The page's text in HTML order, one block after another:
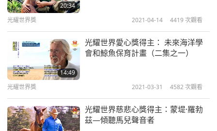
的野生動物。頒發這個獎項是為了表彰您抱持利他主
義，冒險至偏遠地區為受傷野生動物帶來歡樂。您的
仁慈預示著同理心的新紀元，為地球上所有芳鄰培育
一個更友善的家園。願神聖永遠護佑您及協助您的善
舉之士。致以最大榮耀、愛與祝福在上帝恩典中，清
海無上師。」
20:34
光耀世界獎 2021-04-14 4419 次觀看
14:49
光耀世界愛心獎得主： 未來海洋學
會和鯨魚保育計畫（二集之一）
光耀世界獎 2021-03-31 4582 次觀看
光耀世界慈悲心獎得主：蒙堤·羅勃
茲—傾聽馬兒聲音者